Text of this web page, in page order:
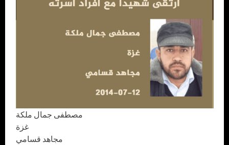
مصطفى جمال ملكة
غزة
مجاهد قسامي